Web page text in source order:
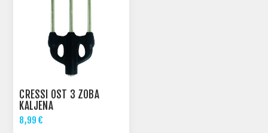
CRESSI OST 3 ZOBA
KALJENA
8,99 €